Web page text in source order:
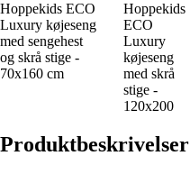
Hoppekids ECO
Luxury køjeseng
med sengehest
og skrå stige -
70x160 cm
Hoppekids
ECO
Luxury
køjeseng
med skrå
stige -
120x200
Produktbeskrivelser